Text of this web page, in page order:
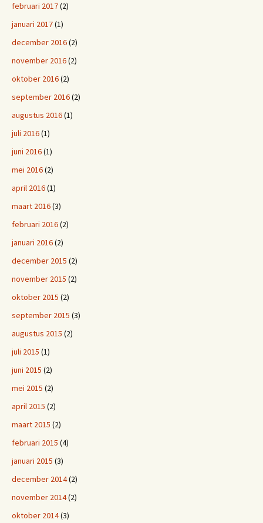
februari 2017(2)
januari 2017(1)
december 2016(2)
november 2016(2)
oktober 2016(2)
september 2016(2)
augustus 2016(1)
juli 2016(1)
juni 2016(1)
mei 2016(2)
april 2016(1)
maart 2016(3)
februari 2016(2)
januari 2016(2)
december 2015 (2)
november 2015 (2)
oktober 2015 (2)
september 2015 (3)
augustus 2015 (2)
juli 2015 (1)
juni 2015 (2)
mei 2015 (2)
april 2015 (2)
maart 2015 (2)
februari 2015 (4)
januari 2015 (3)
december 2014(2)
november 2014(2)
oktober 2014(3)